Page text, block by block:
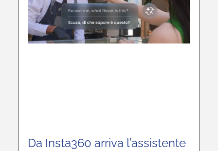
Da Insta360 arriva l’assistente